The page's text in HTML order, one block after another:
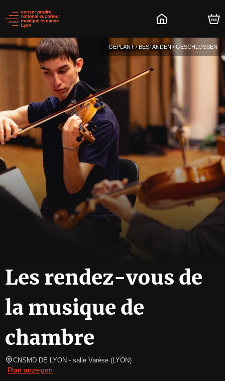
GEPLANT / BESTANDEN / GESCHLOSSEN
Les rendez-vous de
la musique de
chambre
CNSMD DE LYON - salle Varèse (LYON)
Plan anzeigen